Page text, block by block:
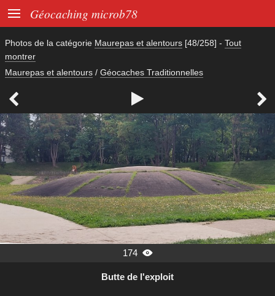
 Géocaching microb78
Photos de la catégorie Maurepas et alentours [48/258] - Tout
montrer
Maurepas et alentours / Géocaches Traditionnelles
  
174 
Butte de l'exploit